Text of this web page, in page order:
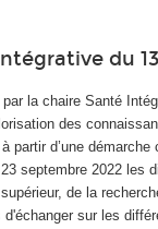
du
la chaire Santé
des
partir d’une démarche
septembre 2022 les
de la
sur les